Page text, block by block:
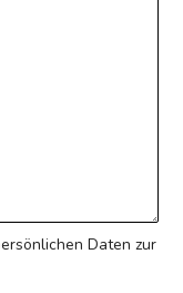
Daten zur